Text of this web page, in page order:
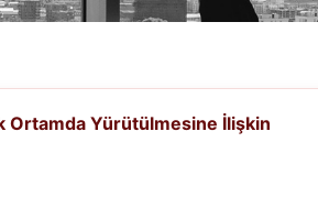
Ortamda Yürütülmesine İlişkin